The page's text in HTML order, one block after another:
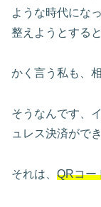
ような時代にな
整えようとする
かく言う私も、
そうなんです、
ュレス決済がで
それは、 QRコー